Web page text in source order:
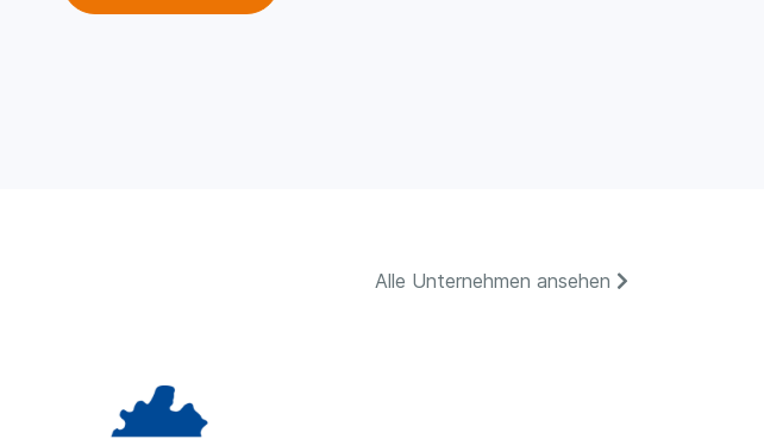
Alle Unternehmen ansehen